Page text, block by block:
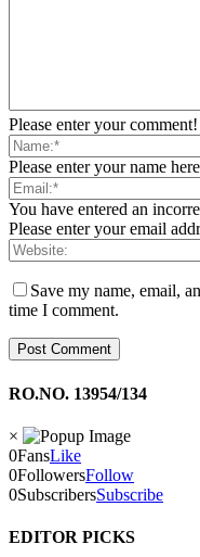
Please enter your comment!
Please enter your name here
You have entered an
Please enter your email
Save my name, email,
time I comment.
RO.NO. 13954/134
×
0FansLike
0FollowersFollow
0SubscribersSubscribe
EDITOR PICKS